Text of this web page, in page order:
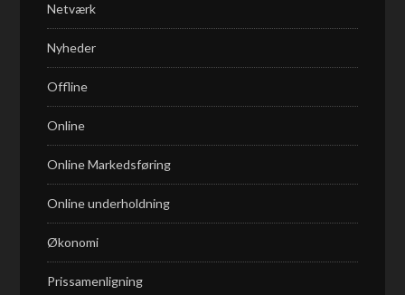
Netværk
Nyheder
Offline
Online
Online Markedsføring
Online underholdning
Økonomi
Prissamenligning